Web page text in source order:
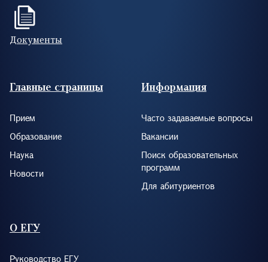
Документы
Footer (RUS)
Главные страницы
Прием
Образование
Наука
Новости
Информация
Часто задаваемые вопросы
Вакансии
Поиск образовательных
программ
Для абитуриентов
О ЕГУ
Руководство ЕГУ